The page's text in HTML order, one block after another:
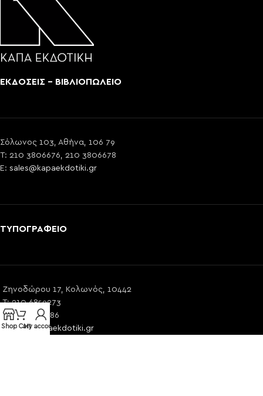
ΕΚΔΟΣΕΙΣ - ΒΙΒΛΙΟΠΩΛΕΙΟ
Σόλωνος 103, Αθήνα, 106 79
T: 210 3806676, 210 3806678
E: sales@kapaekdotiki.gr
ΤΥΠΟΓΡΑΦΕΙΟ
Ζηνοδώρου 17, Κολωνός, 10442
T: 210 6859273
T: 210 5761586
E:info@kapaekdotiki.gr
Shop Cart
My account